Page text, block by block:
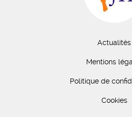
Actualités
Mentions
Politique de
Cookies